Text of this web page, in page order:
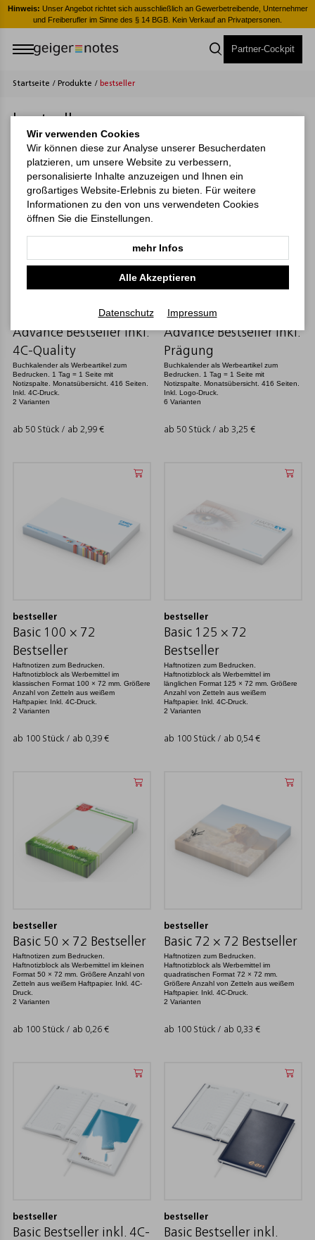
Hinweis: Unser Angebot richtet sich ausschließlich an Gewerbetreibende, Unternehmer
und Freiberufler im Sinne des § 14 BGB. Kein Verkauf an Privatpersonen.
Partner-Cockpit
Startseite / Produkte / bestseller
bestseller
Advance Bestseller inkl.
4C-Quality
Buchkalender als Werbeartikel zum
Bedrucken. 1 Tag = 1 Seite mit
Notizspalte. Monatsübersicht. 416 Seiten.
Inkl. 4C-Druck.
2 Varianten
ab 50 Stück / ab 2,99 €
bestseller
Advance Bestseller inkl.
Prägung
Buchkalender als Werbeartikel zum
Bedrucken. 1 Tag = 1 Seite mit
Notizspalte. Monatsübersicht. 416 Seiten.
Inkl. Logo-Druck.
6 Varianten
ab 50 Stück / ab 3,25 €
bestseller
Basic 100 × 72
Bestseller
Haftnotizen zum Bedrucken.
Haftnotizblock als Werbemittel im
klassischen Format 100 × 72 mm. Größere
Anzahl von Zetteln aus weißem
Haftpapier. Inkl. 4C-Druck.
2 Varianten
ab 100 Stück / ab 0,39 €
bestseller
Basic 125 × 72
Bestseller
Haftnotizen zum Bedrucken.
Haftnotizblock als Werbemittel im
länglichen Format 125 × 72 mm. Größere
Anzahl von Zetteln aus weißem
Haftpapier. Inkl. 4C-Druck.
2 Varianten
ab 100 Stück / ab 0,54 €
bestseller
Basic 50 × 72 Bestseller
Haftnotizen zum Bedrucken.
Haftnotizblock als Werbemittel im kleinen
Format 50 × 72 mm. Größere Anzahl von
Zetteln aus weißem Haftpapier. Inkl. 4C-
Druck.
2 Varianten
ab 100 Stück / ab 0,26 €
bestseller
Basic 72 × 72 Bestseller
Haftnotizen zum Bedrucken.
Haftnotizblock als Werbemittel im
quadratischen Format 72 × 72 mm.
Größere Anzahl von Zetteln aus weißem
Haftpapier. Inkl. 4C-Druck.
2 Varianten
ab 100 Stück / ab 0,33 €
bestseller
Basic Bestseller inkl. 4C-
bestseller
Basic Bestseller inkl.
Wir verwenden Cookies
Wir können diese zur Analyse unserer Besucherdaten
platzieren, um unsere Website zu verbessern,
personalisierte Inhalte anzuzeigen und Ihnen ein
großartiges Website-Erlebnis zu bieten. Für weitere
Informationen zu den von uns verwendeten Cookies
öffnen Sie die Einstellungen.
mehr Infos
Alle Akzeptieren
Datenschutz Impressum